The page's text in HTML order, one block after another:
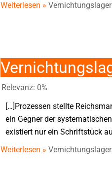
Weiterlesen »
Relevanz: 0%
[…]Prozessen stellte
ein Gegner der
existiert nur ein Schriftstück
Weiterlesen »